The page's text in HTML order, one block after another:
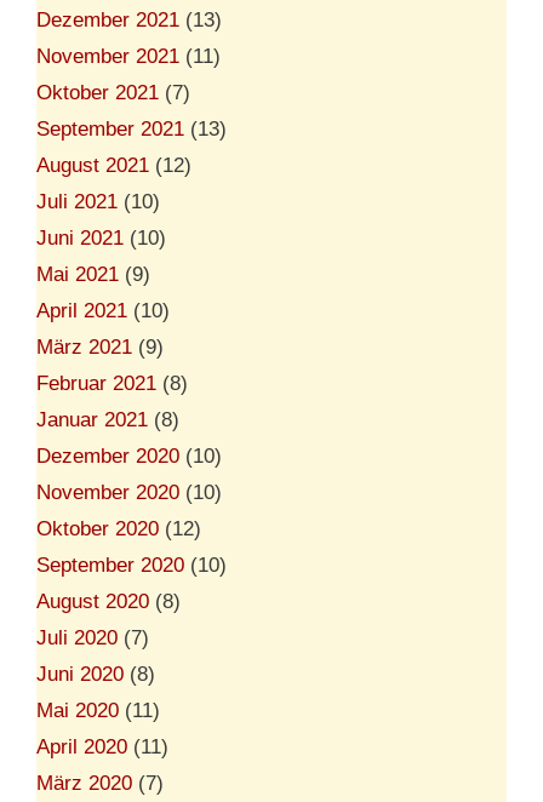
Dezember 2021 (13)
November 2021 (11)
Oktober 2021 (7)
September 2021 (13)
August 2021 (12)
Juli 2021 (10)
Juni 2021 (10)
Mai 2021 (9)
April 2021 (10)
März 2021 (9)
Februar 2021 (8)
Januar 2021 (8)
Dezember 2020 (10)
November 2020 (10)
Oktober 2020 (12)
September 2020 (10)
August 2020 (8)
Juli 2020 (7)
Juni 2020 (8)
Mai 2020 (11)
April 2020 (11)
März 2020 (7)